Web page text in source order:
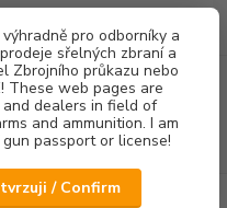
pro odborníky a
sřelných zbraní a
Zbrojního průkazu nebo
These web pages are
dealers in field of
and ammunition. I am
passport or license!
/ Confirm
Menu
Hledat
za0,00 Kč
Muška do příčné rybiny 5,5mm